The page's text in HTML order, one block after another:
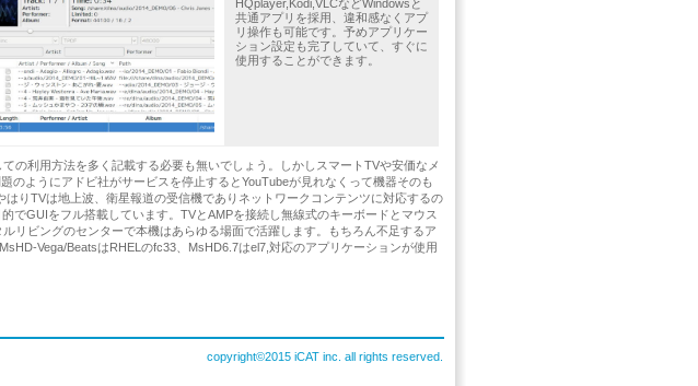
HQplayer,Kodi,VLCなどWindowsと
共通アプリを採用、違和感なくアプ
リ操作も可能です。予めアプリケー
ション設定も完了していて、すぐに
使用することができます。
ての利用方法を多く記載する必要も無いでしょう。しかしスマートTVや安価なメ
ようにアドビ社がサービスを停止するとYouTubeが見れなくって機器そのも
りTVは地上波、衛星報道の受信機でありネットワークコンテンツに対応するの
でGUIをフル搭載しています。TVとAMPを接続し無線式のキーボードとマウス
リビングのセンターで本機はあらゆる場面で活躍します。もちろん不足するア
Vega/BeatsはRHELのfc33、MsHD6.7はel7,対応のアプリケーションが使用
copyright©2015 iCAT inc. all rights reserved.